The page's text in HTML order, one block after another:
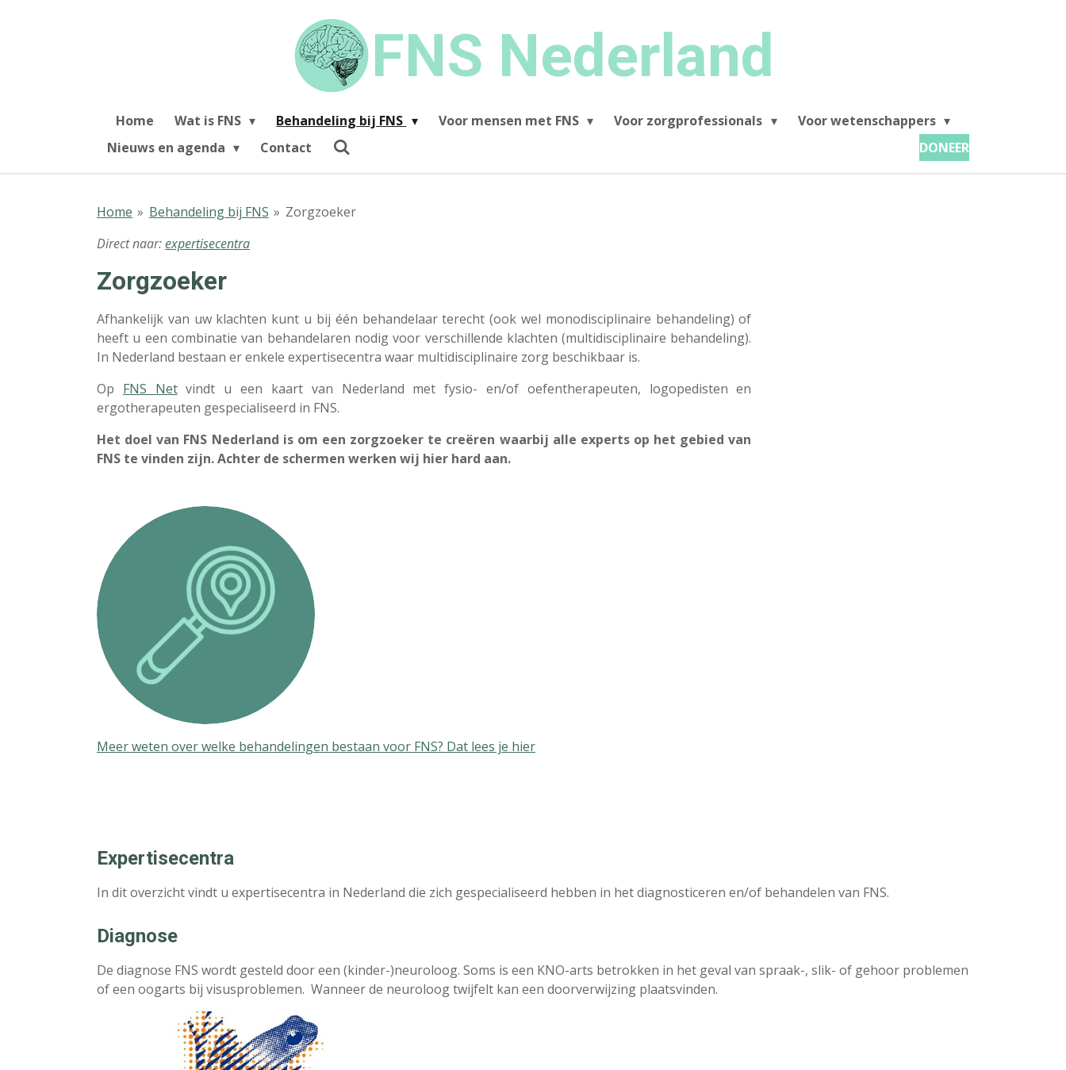
FNS Nederland
Home Wat is FNS Behandeling bij FNS Voor mensen met FNS Voor zorgprofessionals
Voor wetenschappers
Nieuws en agenda
Contact DONEER
Home » Behandeling bij FNS » Zorgzoeker
Direct naar:expertisecentra
Zorgzoeker
Afhankelijk van uw klachten kunt u bij één behandelaar terecht (ook wel monodisciplinaire behandeling) of
heeft u een combinatie van behandelaren nodig voor verschillende klachten (multidisciplinaire behandeling).
In Nederland bestaan er enkele expertisecentra waar multidisciplinaire zorg beschikbaar is.
Op FNS Netvindt u een kaart van Nederland met fysio- en/of oefentherapeuten, logopedisten en
ergotherapeuten gespecialiseerd in FNS.
Het doel van FNS Nederland is om een zorgzoeker te creëren waarbij alle experts op het gebied van
FNS te vinden zijn. Achter de schermen werken wij hier hard aan.
Meer weten over welke behandelingen bestaan voor FNS? Dat lees je hier
Expertisecentra
In dit overzicht vindt u expertisecentra in Nederland die zich gespecialiseerd hebben in het diagnosticeren en/of behandelen van FNS.
Diagnose
De diagnose FNS wordt gesteld door een (kinder-)neuroloog. Soms is een KNO-arts betrokken in het geval van spraak-, slik- of gehoor problemen
of een oogarts bij visusproblemen. Wanneer de neuroloog twijfelt kan een doorverwijzing plaatsvinden.